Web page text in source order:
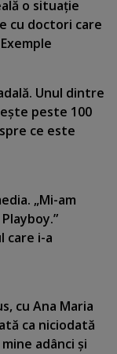
o situaţie
cu doctori care
Unul dintre
peste 100
ce este
„Mi-am
care i-a
cu Ana Maria
ca niciodată
adânci şi